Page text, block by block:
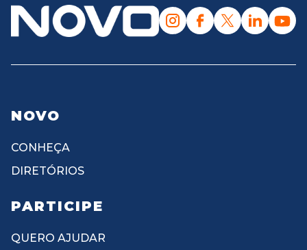
NOVO
CONHEÇA
DIRETÓRIOS
PARTICIPE
QUERO AJUDAR